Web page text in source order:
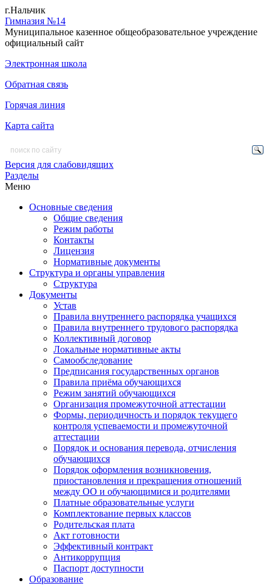
г.Нальчик
Гимназия №14
Муниципальное казенное общеобразовательное учреждение
официальный сайт
Электронная школа
Обратная связь
Горячая линия
Карта сайта
Версия для слабовидящих
Разделы
Меню
Основные сведения
Общие сведения
Режим работы
Контакты
Лицензия
Нормативные документы
Структура и органы управления
Структура
Документы
Устав
Правила внутреннего распорядка учащихся
Правила внутреннего трудового распорядка
Коллективный договор
Локальные нормативные акты
Самообследование
Предписания государственных органов
Правила приёма обучающихся
Режим занятий обучающихся
Организация промежуточной аттестации
Формы, периодичность и порядок текущего
контроля успеваемости и промежуточной
аттестации
Порядок и основания перевода, отчисления
обучающихся
Порядок оформления возникновения,
приостановления и прекращения отношений
между ОО и обучающимися и родителями
Платные образовательные услуги
Комплектование первых классов
Родительская плата
Акт готовности
Эффективный контракт
Антикоррупция
Паспорт доступности
Образование